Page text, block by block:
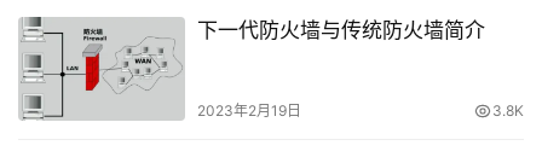
下一代防火墙与传统防火墙简介
2023年2月19日 3.8K